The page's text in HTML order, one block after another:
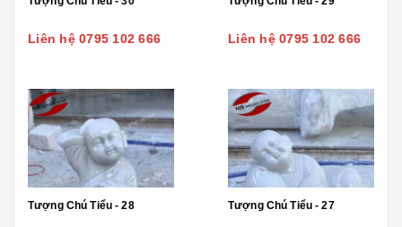
Liên hệ 0795 102 666 Liên hệ 0795 102 666
Tượng Chú Tiểu - 28 Tượng Chú Tiểu - 27